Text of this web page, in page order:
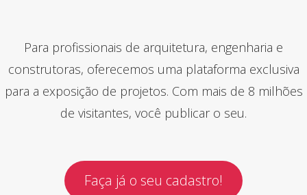
Para profissionais de arquitetura, engenharia e
construtoras, oferecemos uma plataforma exclusiva
para a exposição de projetos. Com mais de 8 milhões
de visitantes, você publicar o seu.
Faça já o seu cadastro!